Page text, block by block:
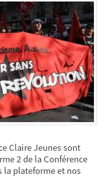
Claire Jeunes sont
2 de la Conférence
la plateforme et nos